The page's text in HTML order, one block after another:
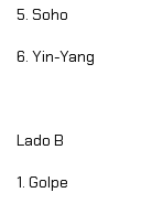
5. Soho
6. Yin-Yang
Lado B
1. Golpe